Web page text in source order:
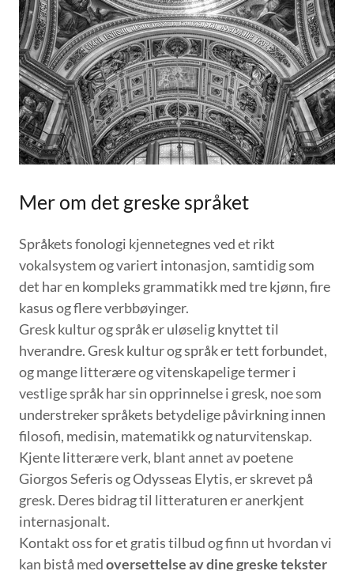
Mer om det greske språket
Språkets fonologi kjennetegnes ved et rikt
vokalsystem og variert intonasjon, samtidig som
det har en kompleks grammatikk med tre kjønn, fire
kasus og flere verbbøyinger.
Gresk kultur og språk er uløselig knyttet til
hverandre. Gresk kultur og språk er tett forbundet,
og mange litterære og vitenskapelige termer i
vestlige språk har sin opprinnelse i gresk, noe som
understreker språkets betydelige påvirkning innen
filosofi, medisin, matematikk og naturvitenskap.
Kjente litterære verk, blant annet av poetene
Giorgos Seferis og Odysseas Elytis, er skrevet på
gresk. Deres bidrag til litteraturen er anerkjent
internasjonalt.
Kontakt oss for et gratis tilbud og finn ut hvordan vi
kan bistå medoversettelse av dine greske tekster